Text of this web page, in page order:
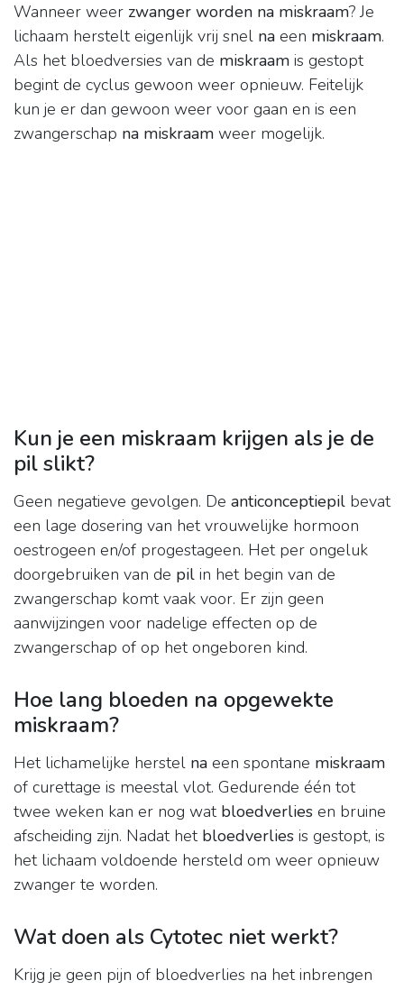
Wanneer weer zwanger worden na miskraam? Je
lichaam herstelt eigenlijk vrij snel na een miskraam.
Als het bloedversies van de miskraam is gestopt
begint de cyclus gewoon weer opnieuw. Feitelijk
kun je er dan gewoon weer voor gaan en is een
zwangerschap na miskraam weer mogelijk.
Kun je een miskraam krijgen als je de
pil slikt?
Geen negatieve gevolgen. De anticonceptiepil bevat
een lage dosering van het vrouwelijke hormoon
oestrogeen en/of progestageen. Het per ongeluk
doorgebruiken van de pil in het begin van de
zwangerschap komt vaak voor. Er zijn geen
aanwijzingen voor nadelige effecten op de
zwangerschap of op het ongeboren kind.
Hoe lang bloeden na opgewekte
miskraam?
Het lichamelijke herstel na een spontane miskraam
of curettage is meestal vlot. Gedurende één tot
twee weken kan er nog wat bloedverlies en bruine
afscheiding zijn. Nadat het bloedverlies is gestopt, is
het lichaam voldoende hersteld om weer opnieuw
zwanger te worden.
Wat doen als Cytotec niet werkt?
Krijg je geen pijn of bloedverlies na het inbrengen